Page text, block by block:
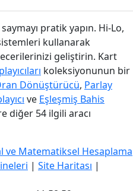
pratik yapın. Hi-Lo,
kullanarak
geliştirin. Kart
koleksiyonunun bir
Dönüştürücü, Parlay
ve Eşleşmiş Bahis
diğer 54 ilgili aracı
ve Matematiksel Hesaplama
| Site Haritası |